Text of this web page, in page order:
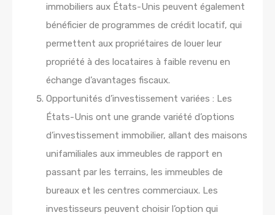
immobiliers aux États-Unis peuvent également
bénéficier de programmes de crédit locatif, qui
permettent aux propriétaires de louer leur
propriété à des locataires à faible revenu en
échange d’avantages fiscaux.
Opportunités d’investissement variées : Les
États-Unis ont une grande variété d’options
d’investissement immobilier, allant des maisons
unifamiliales aux immeubles de rapport en
passant par les terrains, les immeubles de
bureaux et les centres commerciaux. Les
investisseurs peuvent choisir l’option qui